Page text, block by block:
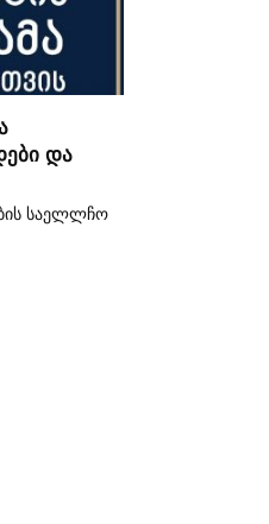
და
საელლჩო